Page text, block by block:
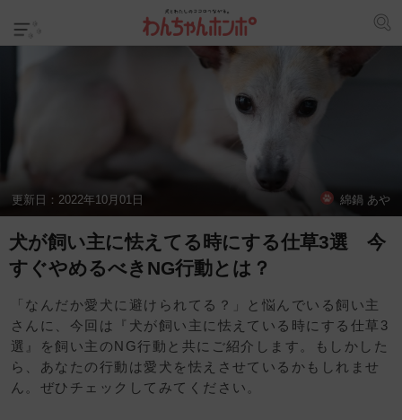
更新日： 2022年10月01日 綿鍋 あや
犬が飼い主に怯えてる時にする仕草3選 今
すぐやめるべきNG行動とは？
「なんだか愛犬に避けられてる？」と悩んでいる飼い主
さんに、今回は『犬が飼い主に怯えている時にする仕草3
選』を飼い主のNG行動と共にご紹介します。もしかした
ら、あなたの行動は愛犬を怯えさせているかもしれませ
ん。ぜひチェックしてみてください。